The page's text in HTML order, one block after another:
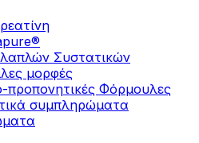
Συστατικών
μορφές
προπονητικές Φόρμουλες
συμπληρώματα